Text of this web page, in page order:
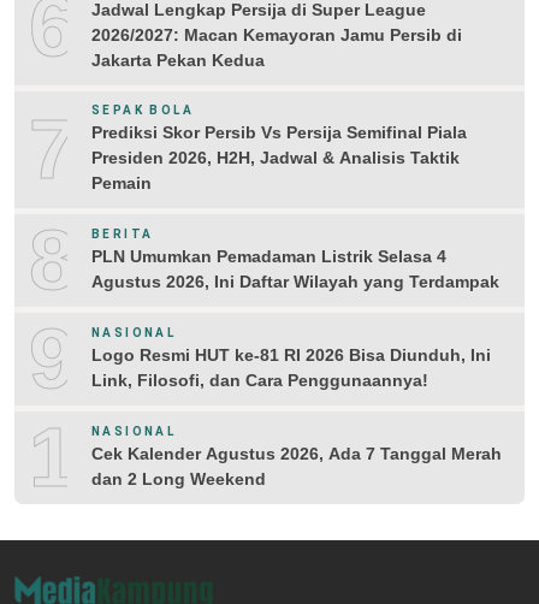
6
Jadwal Lengkap Persija di Super League
2026/2027: Macan Kemayoran Jamu Persib di
Jakarta Pekan Kedua
7 SEPAK BOLA
Prediksi Skor Persib Vs Persija Semifinal Piala
Presiden 2026, H2H, Jadwal & Analisis Taktik
Pemain
8 BERITA
PLN Umumkan Pemadaman Listrik Selasa 4
Agustus 2026, Ini Daftar Wilayah yang Terdampak
9 NASIONAL
Logo Resmi HUT ke-81 RI 2026 Bisa Diunduh, Ini
Link, Filosofi, dan Cara Penggunaannya!
10NASIONAL
Cek Kalender Agustus 2026, Ada 7 Tanggal Merah
dan 2 Long Weekend